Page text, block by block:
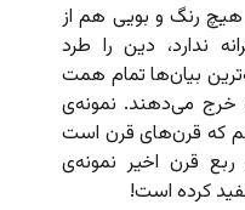
رنگ و بویی هم از
ندارد، دین را طرد
بیان‌ها تمام همت
خرج می‌دهند. نمونه‌ی
هم که قرن‌های قرن است
ربع قرن اخیر نمونه‌ی
کرده است!